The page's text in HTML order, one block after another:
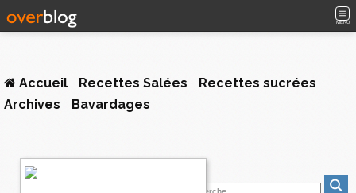
MENU
Accueil Recettes Salées
Recettes sucrées
Archives
Bavardages
<
<